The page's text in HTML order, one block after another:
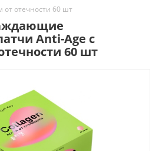
от отечности 60 шт
Anti-Age с
60 шт